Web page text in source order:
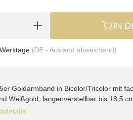
IN
(DE - Ausland abweichend)
Goldarmband in Bicolor/Tricolor mit
Weißgold, längenverstellbar bis 18,5